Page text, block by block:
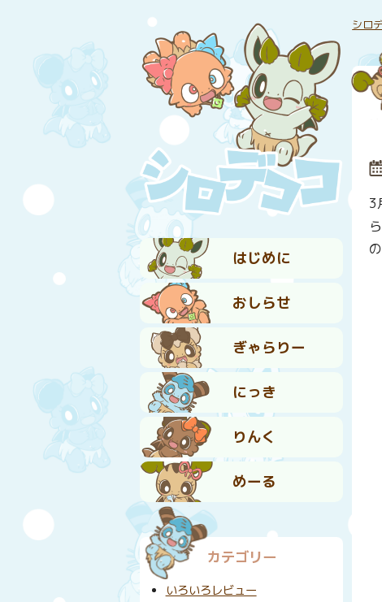
はじめに
おしらせ
ぎゃらりー
にっき
りんく
めーる
シロ
3
カテゴリー
いろいろレビュー